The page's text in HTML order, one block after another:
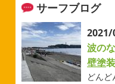
2026/
ベル
川・
＊
みなさんこんにちは
サーフブログ
波の
壁塗
どん